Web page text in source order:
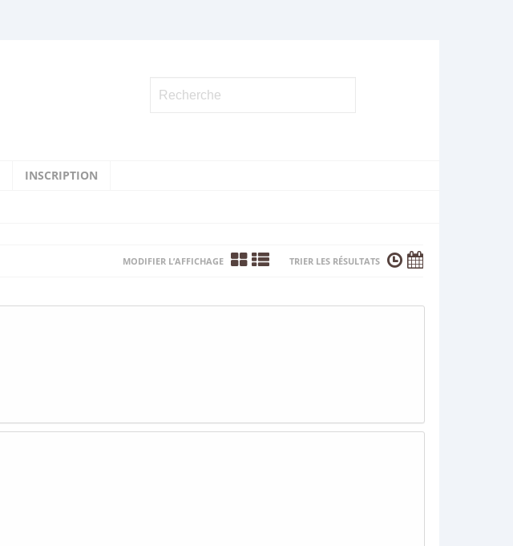
INSCRIPTION
TRIER LES RÉSULTATS
MODIFIER L’AFFICHAGE